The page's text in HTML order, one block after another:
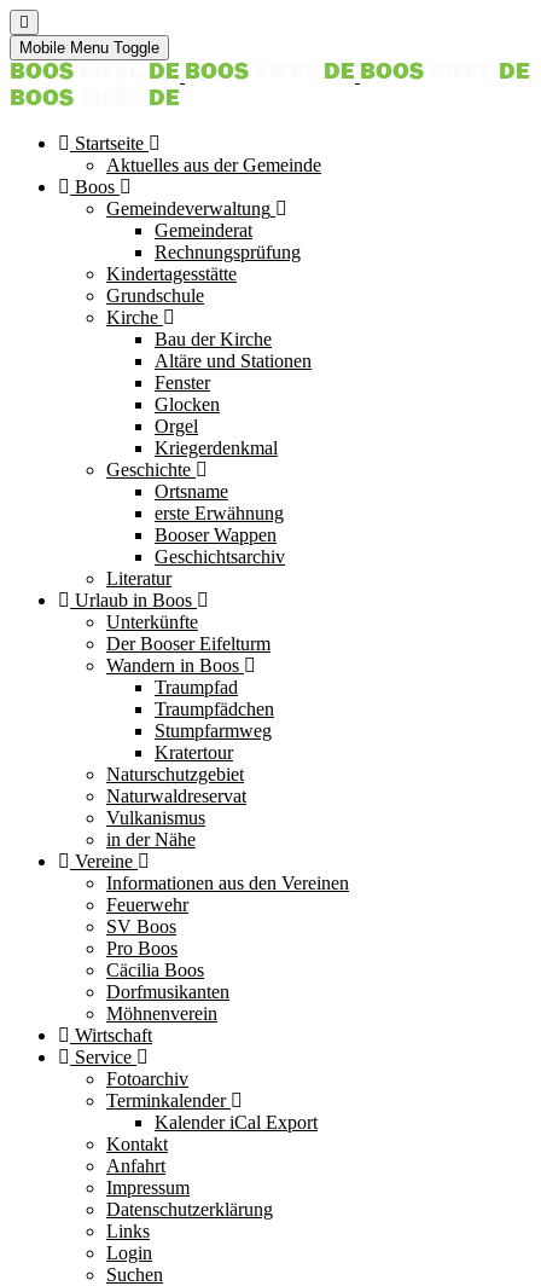
Mobile Menu Toggle
Startseite
Aktuelles aus der Gemeinde
Boos
Gemeindeverwaltung
Gemeinderat
Rechnungsprüfung
Kindertagesstätte
Grundschule
Kirche
Bau der Kirche
Altäre und Stationen
Fenster
Glocken
Orgel
Kriegerdenkmal
Geschichte
Ortsname
erste Erwähnung
Booser Wappen
Geschichtsarchiv
Literatur
Urlaub in Boos
Unterkünfte
Der Booser Eifelturm
Wandern in Boos
Traumpfad
Traumpfädchen
Stumpfarmweg
Kratertour
Naturschutzgebiet
Naturwaldreservat
Vulkanismus
in der Nähe
Vereine
Informationen aus den Vereinen
Feuerwehr
SV Boos
Pro Boos
Cäcilia Boos
Dorfmusikanten
Möhnenverein
Wirtschaft
Service
Fotoarchiv
Terminkalender
Kalender iCal Export
Kontakt
Anfahrt
Impressum
Datenschutzerklärung
Links
Login
Suchen